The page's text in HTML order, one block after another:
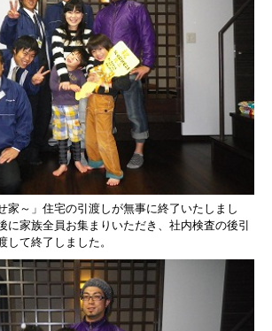
家～」住宅の引渡しが無事に終了いたしまし
に家族全員お集まりいただき、 社内検査の後引
して終了しました。